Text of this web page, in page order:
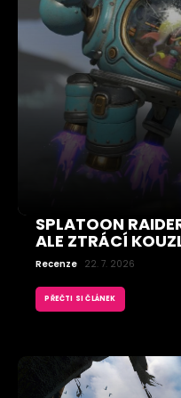
SPLATOON
ALE ZTRÁCÍ
Recenze 22. 7. 2026
PŘEČTI SI ČLÁNEK